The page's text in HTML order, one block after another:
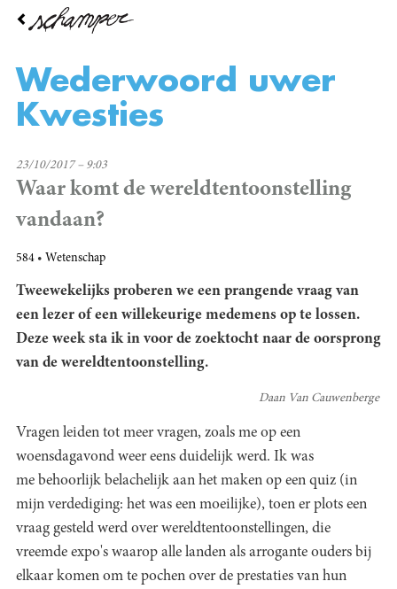
Overslaan
inhoud
gaanWederwoord uwer
Kwesties
23/10/2017 – 9:03
Waar komt de wereldtentoonstelling
vandaan?
584 Wetenschap
Tweewekelijks proberen we een prangende vraag van
een lezer of een willekeurige medemens op te lossen.
Deze week sta ik in voor de zoektocht naar de oorsprong
van de wereldtentoonstelling.
Daan Van Cauwenberge
Vragen leiden tot meer vragen, zoals me op een
woensdagavond weer eens duidelijk werd. Ik was
me behoorlijk belachelijk aan het maken op een quiz (in
mijn verdediging: het was een moeilijke), toen er plots een
vraag gesteld werd over wereldtentoonstellingen, die
vreemde expo's waarop alle landen als arrogante ouders bij
elkaar komen om te pochen over de prestaties van hun